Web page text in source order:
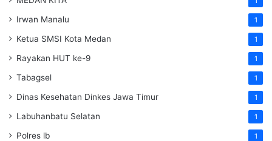
Irwan Manalu 1
Ketua SMSI Kota Medan 1
Rayakan HUT ke-9 1
Tabagsel 1
Dinas Kesehatan Dinkes Jawa Timur 1
Labuhanbatu Selatan 1
Polres lb 1